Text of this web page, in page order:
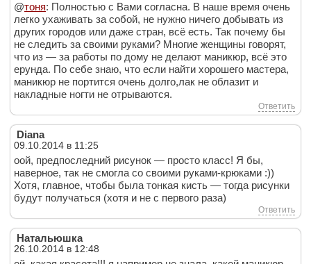
@тоня: Полностью с Вами согласна. В наше время очень
легко ухаживать за собой, не нужно ничего добывать из
других городов или даже стран, всё есть. Так почему бы
не следить за своими руками? Многие женщины говорят,
что из — за работы по дому не делают маникюр, всё это
ерунда. По себе знаю, что если найти хорошего мастера,
маникюр не портится очень долго,лак не облазит и
накладные ногти не отрываются.
Ответить
Diana
09.10.2014 в 11:25
оой, предпоследний рисунок — просто класс! Я бы,
наверное, так не смогла со своими руками-крюками :))
Хотя, главное, чтобы была тонкая кисть — тогда рисунки
будут получаться (хотя и не с первого раза)
Ответить
Натальюшка
26.10.2014 в 12:48